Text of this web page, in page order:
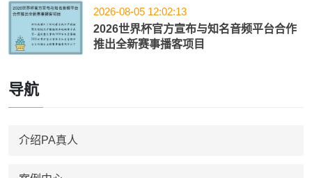
2026-08-05 12:02:13
2026世界杯官方宣布与知名音频平台合作
推出全新赛事播客项目
导航
介绍PA真人